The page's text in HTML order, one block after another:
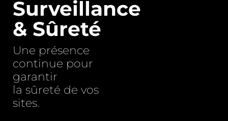
Surveillance
& Sûreté
Une présence
continue pour
garantir
la sûreté de vos
sites.